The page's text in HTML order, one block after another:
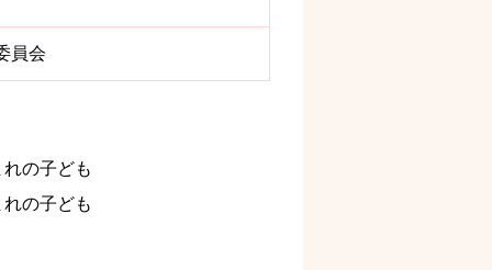
員会
の子ども
の子ども